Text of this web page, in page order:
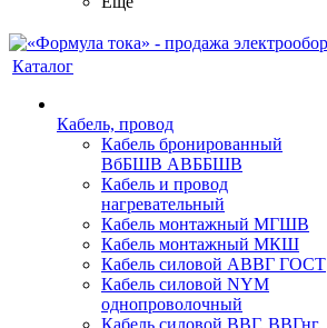
Каталог
Кабель, провод
Кабель бронированный
ВбБШВ АВББШВ
Кабель и провод
нагревательный
Кабель монтажный МГШВ
Кабель монтажный МКШ
Кабель силовой АВВГ ГОСТ
Кабель силовой NYM
однопроволочный